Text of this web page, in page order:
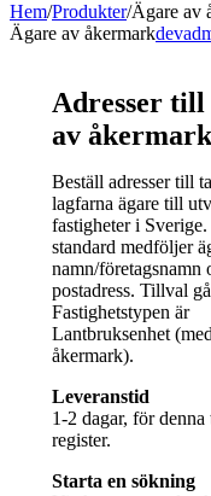
Hem/Produkter/Ägare av
Ägare av åkermark
Adresser till
av åkermark
Beställ adresser till
lagfarna ägare till
fastigheter i
standard medföljer
namn/företagsnamn
postadress. Tillval
Fastighetstypen är
Lantbruksenhet
åkermark).
Leveranstid
1-2 dagar, för denna
register.
Starta en sökning